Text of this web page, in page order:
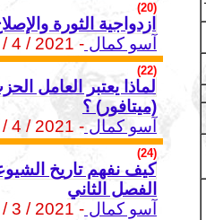
(20)
ازدواجية الثورة
آسو كمال - 2021 / 4 / 22
(22)
لماذا يعتبر العامل
(ميتافور) ؟
آسو كمال - 2021 / 4 / 5
(24)
كيف نفهم تاريخ
الفصل الثاني
آسو كمال - 2021 / 3 / 24